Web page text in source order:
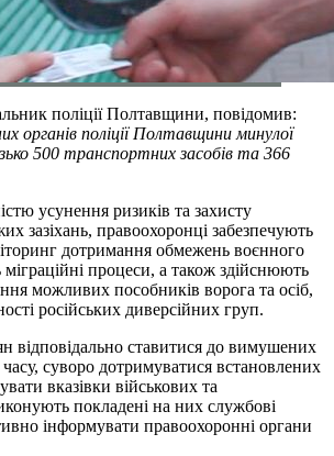
поліції Полтавщини, повідомив:
органів поліції Полтавщини минулої
500 транспортних засобів та 366
усунення ризиків та захисту
зазіхань, правоохоронці забезпечують
дотримання обмежень воєнного
процеси, а також здійснюють
можливих пособників ворога та осіб,
російських диверсійних груп.
відповідально ставитися до вимушених
суворо дотримуватися встановлених
вказівки військових та
покладені на них службові
інформувати правоохоронні органи